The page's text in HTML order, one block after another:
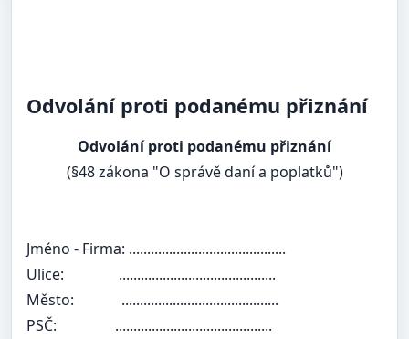
Odvolání proti podanému přiznání
Odvolání proti podanému přiznání
(§48 zákona "O správě daní a poplatků")
Jméno - Firma: ...........................................
Ulice: ...........................................
Město: ...........................................
PSČ: ...........................................